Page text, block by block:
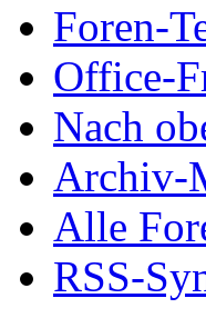
Foren-
Office-
Nach
Archiv-
Alle
RSS-